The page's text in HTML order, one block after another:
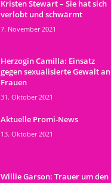
Kristen Stewart – Sie hat sich
verlobt und schwärmt
7. November 2021
Herzogin Camilla: Einsatz
gegen sexualisierte Gewalt an
Frauen
31. Oktober 2021
Aktuelle Promi-News
13. Oktober 2021
Willie Garson: Trauer um den